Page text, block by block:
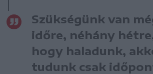
Szükségünk van
időre, néhány
hogy haladunk,
tudunk csak